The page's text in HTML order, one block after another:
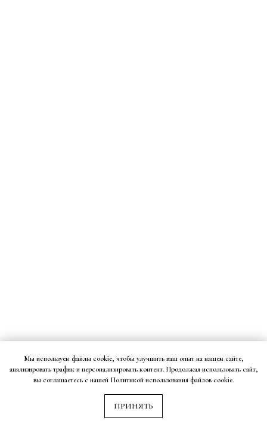
Мы используем файлы cookie, чтобы улучшить ваш опыт на нашем сайте,
анализировать трафик и персонализировать контент. Продолжая использовать сайт,
вы соглашаетесь с нашей Политикой использования файлов cookie.
ПРИНЯТЬ